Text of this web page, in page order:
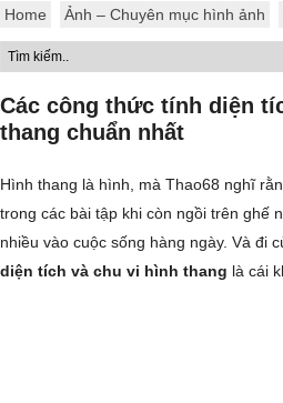
Home Ảnh – Chuyên mục hình ảnh
Các công thức tính diện
thang chuẩn nhất
Hình thang là hình, mà Thao68 nghĩ
trong các bài tập khi còn ngồi trên ghế
nhiều vào cuộc sống hàng ngày. Và đi
diện tích và chu vi hình thang là cái